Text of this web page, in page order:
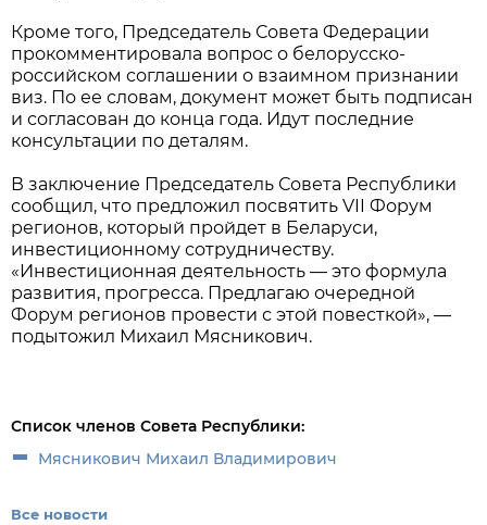
Кроме того, Председатель Совета Федерации
прокомментировала вопрос о белорусско-
российском соглашении о взаимном признании
виз. По ее словам, документ может быть подписан
и согласован до конца года. Идут последние
консультации по деталям.
В заключение Председатель Совета Республики
сообщил, что предложил посвятить VII Форум
регионов, который пройдет в Беларуси,
инвестиционному сотрудничеству.
«Инвестиционная деятельность — это формула
развития, прогресса. Предлагаю очередной
Форум регионов провести с этой повесткой», —
подытожил Михаил Мясникович.
Список членов Совета Республики:
Мясникович Михаил Владимирович
Все новости